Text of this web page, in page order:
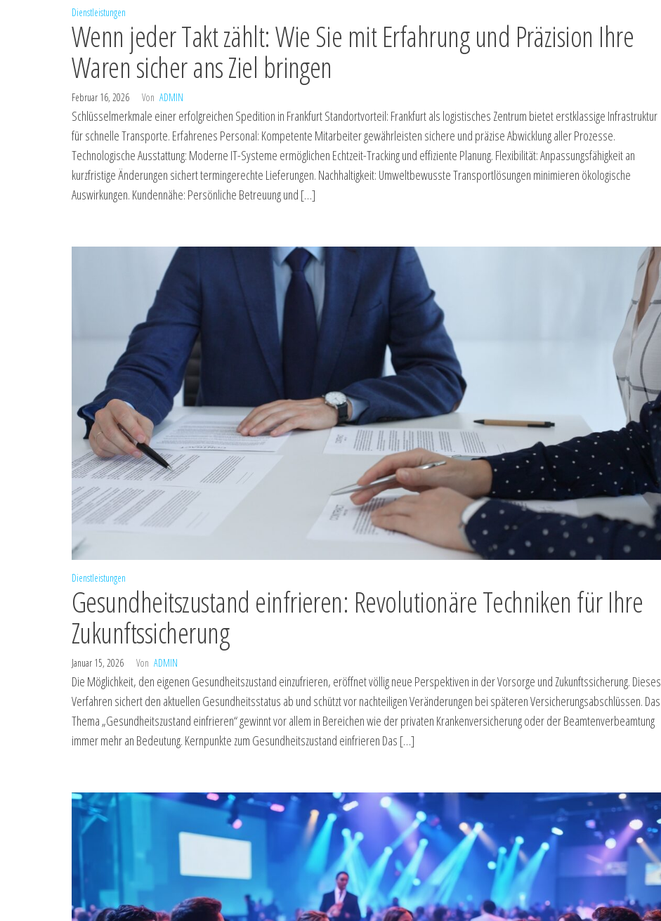
Dienstleistungen
Wenn jeder Takt zählt: Wie Sie mit Erfahrung und Präzision Ihre
Waren sicher ans Ziel bringen
Februar 16, 2026 Von ADMIN
Schlüsselmerkmale einer erfolgreichen Spedition in Frankfurt Standortvorteil: Frankfurt als logistisches Zentrum bietet erstklassige Infrastruktur
für schnelle Transporte. Erfahrenes Personal: Kompetente Mitarbeiter gewährleisten sichere und präzise Abwicklung aller Prozesse.
Technologische Ausstattung: Moderne IT-Systeme ermöglichen Echtzeit-Tracking und effiziente Planung. Flexibilität: Anpassungsfähigkeit an
kurzfristige Änderungen sichert termingerechte Lieferungen. Nachhaltigkeit: Umweltbewusste Transportlösungen minimieren ökologische
Auswirkungen. Kundennähe: Persönliche Betreuung und […]
Dienstleistungen
Gesundheitszustand einfrieren: Revolutionäre Techniken für Ihre
Zukunftssicherung
Januar 15, 2026 Von ADMIN
Die Möglichkeit, den eigenen Gesundheitszustand einzufrieren, eröffnet völlig neue Perspektiven in der Vorsorge und Zukunftssicherung. Dieses
Verfahren sichert den aktuellen Gesundheitsstatus ab und schützt vor nachteiligen Veränderungen bei späteren Versicherungsabschlüssen. Das
Thema „Gesundheitszustand einfrieren“ gewinnt vor allem in Bereichen wie der privaten Krankenversicherung oder der Beamtenverbeamtung
immer mehr an Bedeutung. Kernpunkte zum Gesundheitszustand einfrieren Das […]